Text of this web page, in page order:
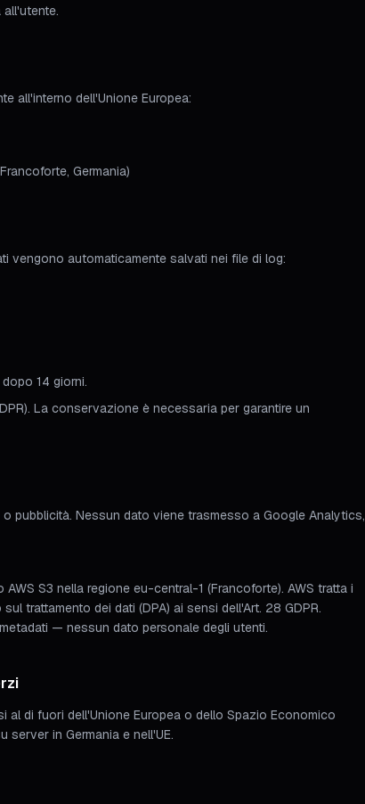
all'interno dell'Unione Europea:
Germania)
vengono automaticamente salvati nei file di log:
14 giorni.
La conservazione è necessaria per garantire un
pubblicità. Nessun dato viene trasmesso a Google Analytics,
S3 nella regione eu-central-1 (Francoforte). AWS tratta i
trattamento dei dati (DPA) ai sensi dell'Art. 28 GDPR.
— nessun dato personale degli utenti.
di fuori dell'Unione Europea o dello Spazio Economico
server in Germania e nell'UE.